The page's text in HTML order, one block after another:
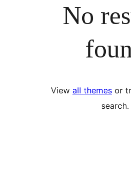
No
View all themes or
search.